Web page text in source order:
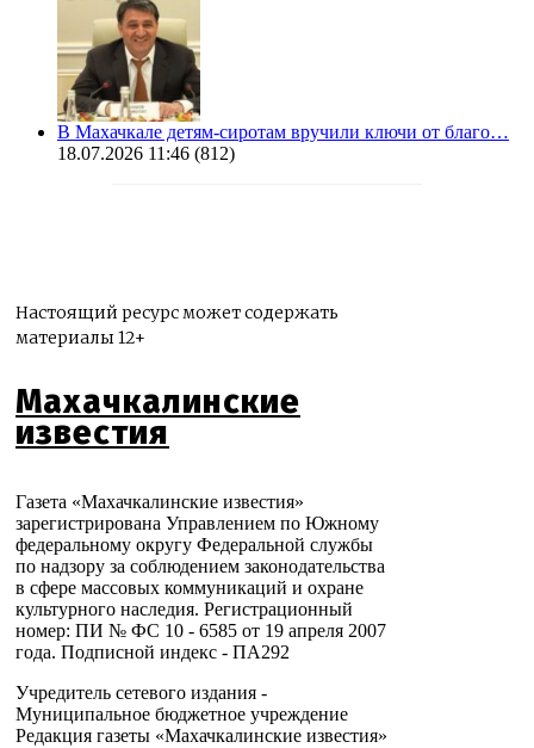
В Махачкале детям-сиротам вручили ключи от благо…
18.07.2026 11:46 (812)
Настоящий ресурс может содержать
материалы 12+
Махачкалинские
известия
Газета «Махачкалинские известия»
зарегистрирована Управлением по Южному
федеральному округу Федеральной службы
по надзору за соблюдением законодательства
в сфере массовых коммуникаций и охране
культурного наследия. Регистрационный
номер: ПИ № ФС 10 - 6585 от 19 апреля 2007
года. Подписной индекс - ПА292
Учредитель сетевого издания -
Муниципальное бюджетное учреждение
Редакция газеты «Махачкалинские известия»